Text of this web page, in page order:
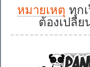
หมายเหตุ ทุก
ต้องเปลี่ย